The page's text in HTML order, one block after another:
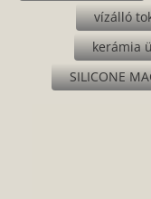
vízálló
kerámia
SILICONE